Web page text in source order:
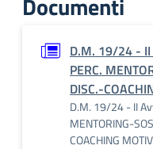
D.M. 19/24 - II
PERC.
DISC.-
D.M. 19/24 - II
MENTORING-
COACHING